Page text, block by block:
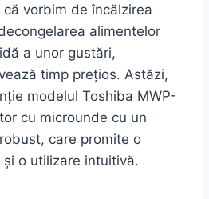
vorbim de încălzirea
alimentelor
a unor gustări,
timp prețios. Astăzi,
modelul Toshiba MWP-
cu microunde cu un
care promite o
o utilizare intuitivă.